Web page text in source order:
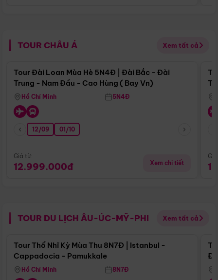
TOUR CHÂU Á Xem tất cả
Điểm nổi bật
Tour Đài Loan Mùa Hè 5N4Đ | Đài Bắc - Đài
Trung - Nam Đầu - Cao Hùng ( Bay Vn)
Hồ Chí Minh 5N4Đ
12/09 01/10
Giá từ:
12.999.000đ Xem chi tiết
TOUR DU LỊCH ÂU-ÚC-MỸ-PHI Xem tất cả
Điểm nổi bật
Tour Thổ Nhĩ Kỳ Mùa Thu 8N7Đ | Istanbul -
Cappadocia - Pamukkale
Hồ Chí Minh 8N7Đ